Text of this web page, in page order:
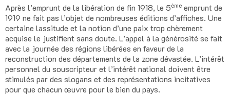
Après l’emprunt de la libération de fin 1918, le 5ème emprunt de
1919 ne fait pas l’objet de nombreuses éditions d’affiches. Une
certaine lassitude et la notion d’une paix trop chèrement
acquise le justifient sans doute. L’appel à la générosité se fait
avec la journée des régions libérées en faveur de la
reconstruction des départements de la zone dévastée. L’intérêt
personnel du souscripteur et l’intérêt national doivent être
stimulés par des slogans et des représentations incitatives
pour que chacun œuvre pour le bien du pays.